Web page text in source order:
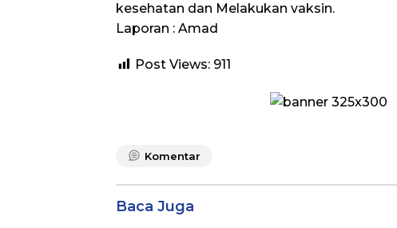
kesehatan dan Melakukan vaksin.
Laporan : Amad
Post Views: 911
Komentar
Baca Juga